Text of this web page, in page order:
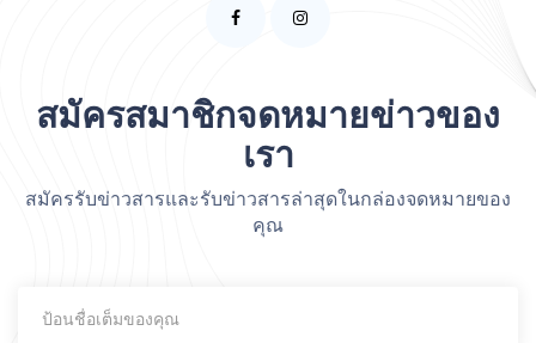
สมัครสมาชิกจดหมายข่าวของ
เรา
สมัครรับข่าวสารและรับข่าวสารล่าสุดในกล่องจดหมายของ
คุณ